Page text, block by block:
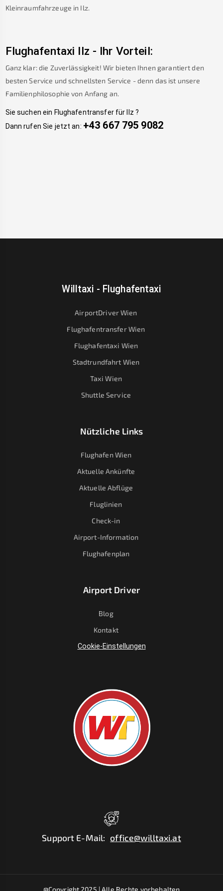
Kleinraumfahrzeuge in Ilz.
Flughafentaxi Ilz - Ihr Vorteil:
Ganz klar: die Zuverlässigkeit! Wir bieten Ihnen garantiert den
besten Service und schnellsten Service - denn das ist unsere
Familienphilosophie von Anfang an.
Sie suchen ein Flughafentransfer für Ilz ?
Dann rufen Sie jetzt an: +43 667 795 9082
Willtaxi - Flughafentaxi
AirportDriver Wien
Flughafentransfer Wien
Flughafentaxi Wien
Stadtrundfahrt Wien
Taxi Wien
Shuttle Service
Nützliche Links
Flughafen Wien
Aktuelle Ankünfte
Aktuelle Abflüge
Fluglinien
Check-in
Airport-Information
Flughafenplan
Airport Driver
Blog
Kontakt
Cookie-Einstellungen
Support E-Mail: office@willtaxi.at